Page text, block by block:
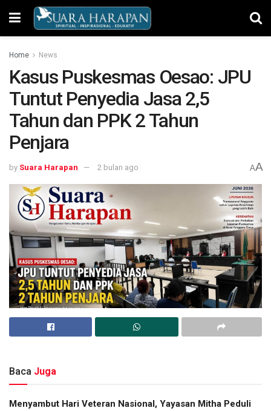
Home News
​Kasus Puskesmas Oesao: JPU
Tuntut Penyedia Jasa 2,5
Tahun dan PPK 2 Tahun
Penjara
by Suara Harapan 2 bulan ago AA
Baca Juga
​Menyambut Hari Veteran Nasional, Yayasan Mitha Peduli